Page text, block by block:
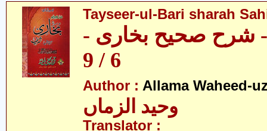
Tayseer-ul-Bari sharah
- شرح صحیح بخاری -
6 / 9
Author : Allama Waheed-
وحید الزماں
Translator :